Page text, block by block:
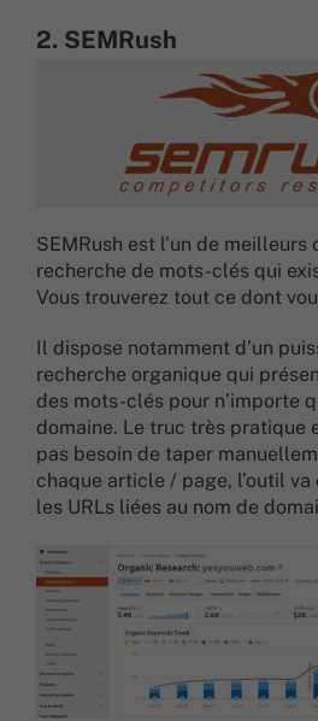
2. SEMRush
SEMRush est l’un de meilleurs
recherche de mots-clés qui
Vous trouverez tout ce dont
Il dispose notamment d’un
recherche organique qui
des mots-clés pour n’importe
domaine. Le truc très pratique
pas besoin de taper
chaque article / page, l’outil
les URLs liées au nom de